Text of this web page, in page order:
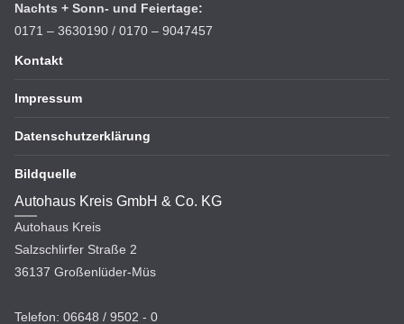
Nachts + Sonn- und Feiertage:
0171 – 3630190 / 0170 – 9047457
Kontakt
Impressum
Datenschutzerklärung
Bildquelle
Autohaus Kreis GmbH & Co. KG
Autohaus Kreis
Salzschlirfer Straße 2
36137 Großenlüder-Müs
Telefon: 06648 / 9502 - 0